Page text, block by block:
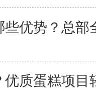
优势？总部
质蛋糕项目